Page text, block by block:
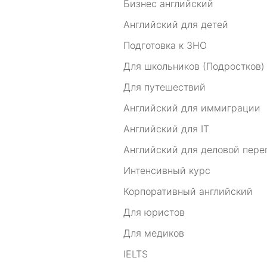
Бизнес английский
Английский для детей
Подготовка к ЗНО
Для школьников (Подростков)
Для путешествий
Английский для иммиграции
Английский для IT
Английский для деловой
Интенсивный курс
Корпоративный английский
Для юристов
Для медиков
IELTS